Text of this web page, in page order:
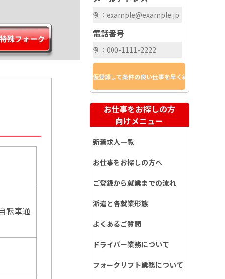
転車通
電話番号
お仕事をお探しの方
向けメニュー
新着求人一覧
お仕事をお探しの方へ
ご登録から就業までの流れ
派遣と各就業形態
よくあるご質問
ドライバー業務について
フォークリフト業務について